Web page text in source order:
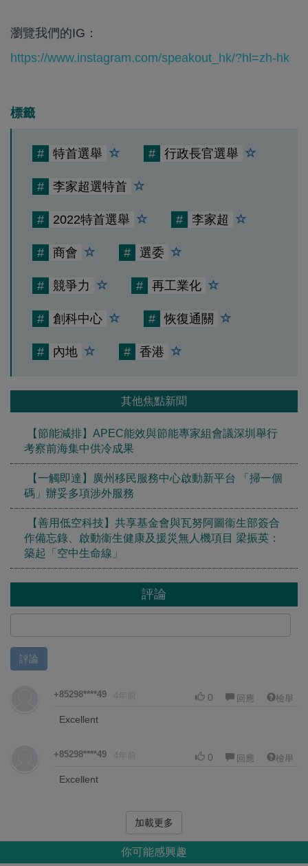
瀏覽我們的IG：
https://www.instagram.com/speakout_hk/?hl=zh-hk
標籤
# 特首選舉 # 行政長官選舉
# 李家超選特首
# 2022特首選舉 # 李家超
# 商會 # 選委
# 競爭力 # 再工業化
# 創科中心 # 恢復通關
# 內地 # 香港
其他焦點新聞
【節能減排】APEC能效與節能專家組會議深圳舉行
考察前海集中供冷成果
【一觸即達】廣州移民服務中心啟動新平台 「掃一個
碼」辦妥多項涉外服務
【善用低空科技】共享基金會與瓦努阿圖衞生部簽合
作備忘錄、啟動衞生健康及援災無人機項目 梁振英：
築起「空中生命線」
評論
評論
+85298****49 4年前 0 回應 檢舉
Excellent
+85298****49 4年前 0 回應 檢舉
Excellent
加載更多
你可能感興趣